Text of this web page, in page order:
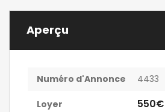
Aperçu
Numéro d'Annonce 4433
Loyer 550€